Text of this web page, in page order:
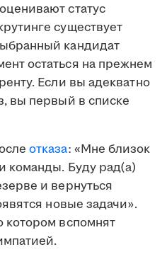
статус
существует
кандидат
остаться на прежнем
Если вы адекватно
вы первый в списке
отказа: «Мне близок
команды. Буду рад(а)
и вернуться
новые задачи».
котором вспомнят